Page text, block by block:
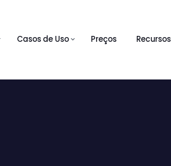
Casos de Uso Preços Recursos